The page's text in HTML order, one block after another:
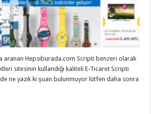
aranan Hepsiburada.com Scripti benzeri olarak
sitesinin kullandığı kaliteli E-Ticaret Scripti
ne yazık ki şuan bulunmuyor lütfen daha sonra